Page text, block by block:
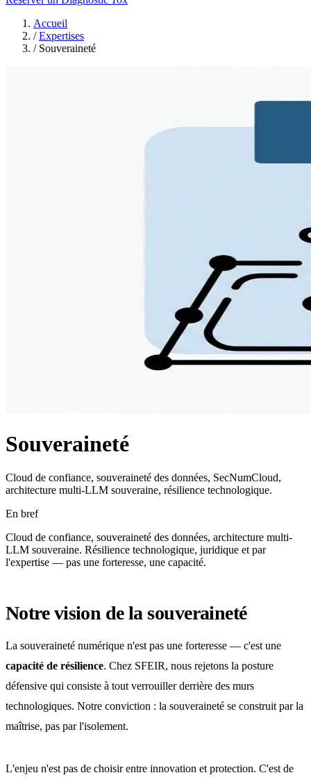
Accueil
/ Expertises
/ Souveraineté
Souveraineté
Cloud de confiance, souveraineté des données, SecNumCloud,
architecture multi-LLM souveraine, résilience technologique.
En bref
Cloud de confiance, souveraineté des données, architecture multi-
LLM souveraine. Résilience technologique, juridique et par
l'expertise — pas une forteresse, une capacité.
Notre vision de la souveraineté
La souveraineté numérique n'est pas une forteresse — c'est une
capacité de résilience. Chez SFEIR, nous rejetons la posture
défensive qui consiste à tout verrouiller derrière des murs
technologiques. Notre conviction : la souveraineté se construit par la
maîtrise, pas par l'isolement.
L'enjeu n'est pas de choisir entre innovation et protection. C'est de